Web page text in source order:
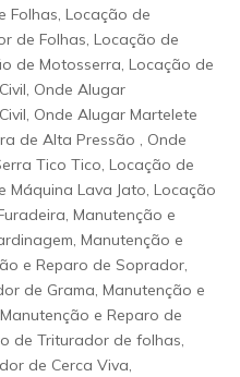
Folhas, Locação de
de Folhas, Locação de
de Motosserra, Locação de
Onde Alugar
Onde Alugar Martelete
de Alta Pressão , Onde
Tico Tico, Locação de
Máquina Lava Jato, Locação
Manutenção e
Manutenção e
e Reparo de Soprador,
de Grama, Manutenção e
e Reparo de
de Triturador de folhas,
de Cerca Viva,